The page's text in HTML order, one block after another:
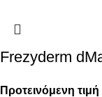
Frezyderm
Προτεινόμενη